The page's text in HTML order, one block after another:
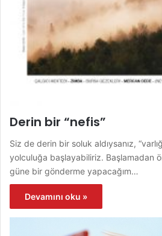
Derin bir “nefis”
Siz de derin bir soluk aldıysanız,
yolculuğa başlayabiliriz. Başlamadan
güne bir gönderme yapacağım…
Devamını oku »